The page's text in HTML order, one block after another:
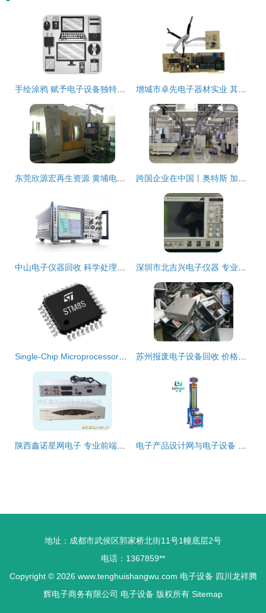
地址：成都市武侯区郭家桥北街11号1幢底层2号
电话：1367859**
Copyright © 2026 www.tenghuishangwu.com 电子设备 四川龙祥腾
辉电子商务有限公司 电子设备 版权所有 Sitemap